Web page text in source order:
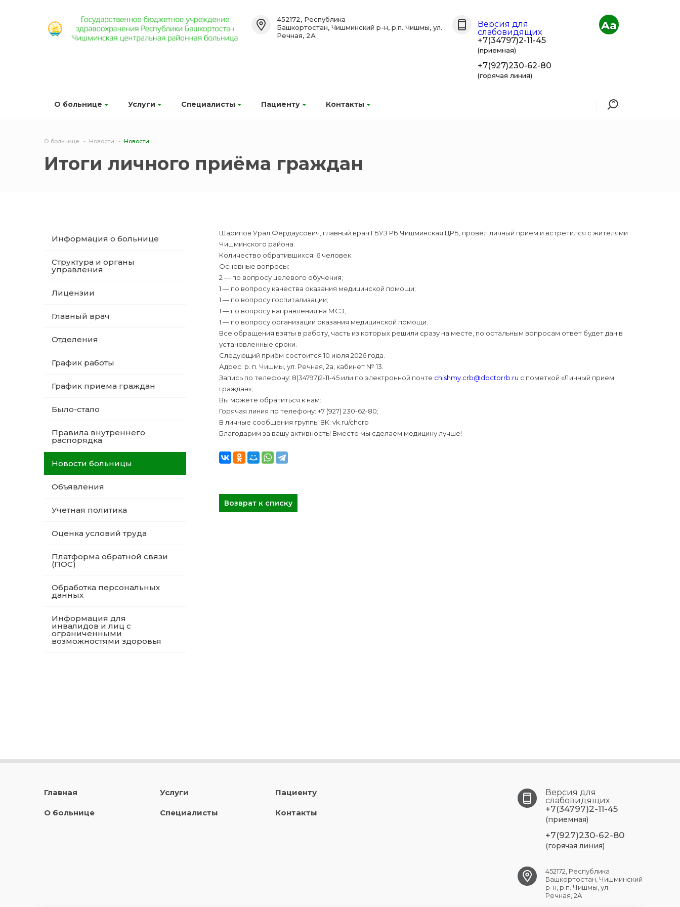
О больнице Услуги Специалисты Пациенту Контакты
452172, Республика
Башкортостан, Чишминский р-н, р.п. Чишмы, ул.
Речная, 2А
Версия для
слабовидящих
+7(34797)2-11-45
(приемная)
+7(927)230-62-80
(горячая линия)
Aa
О больнице Новости Новости
Итоги личного приёма граждан
Информация о больнице
Структура и органы
управления
Лицензии
Главный врач
Отделения
График работы
График приема граждан
Было-стало
Правила внутреннего
распорядка
Новости больницы
Объявления
Учетная политика
Оценка условий труда
Платформа обратной связи
(ПОС)
Обработка персональных
данных
Информация для
инвалидов и лиц с
ограниченными
возможностями здоровья
Шарипов Урал Фердаусович, главный врач ГБУЗ РБ Чишминская ЦРБ, провёл личный приём и встретился с жителями
Чишминского района.
Количество обратившихся: 6 человек.
Основные вопросы:
2 — по вопросу целевого обучения;
1 — по вопросу качества оказания медицинской помощи;
1 — по вопросу госпитализации;
1 — по вопросу направления на МСЭ;
1 — по вопросу организации оказания медицинской помощи.
Все обращения взяты в работу, часть из которых решили сразу на месте, по остальным вопросам ответ будет дан в
установленные сроки.
Следующий приём состоится 10 июля 2026 года.
Адрес: р. п. Чишмы, ул. Речная, 2а, кабинет № 13.
Запись по телефону: 8(34797)2-11-45 или по электронной почте chishmy.crb@doctorrb.ru с пометкой «Личный прием
граждан»;
Вы можете обратиться к нам:
Горячая линия по телефону: +7 (927) 230-62-80;
В личные сообщения группы ВК: vk.ru/chcrb
Благодарим за вашу активность! Вместе мы сделаем медицину лучше!
Возврат к списку
Главная
О больнице
Услуги
Специалисты
Пациенту
Контакты
Версия для
слабовидящих
+7(34797)2-11-45
(приемная)
+7(927)230-62-80
(горячая линия)
452172, Республика
Башкортостан, Чишминский
р-н, р.п. Чишмы, ул.
Речная, 2А